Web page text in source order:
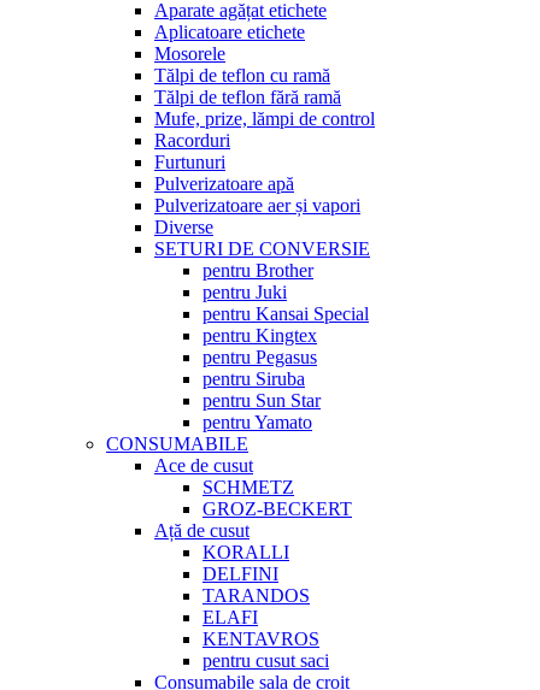
Aparate agățat etichete
Aplicatoare etichete
Mosorele
Tălpi de teflon cu ramă
Tălpi de teflon fără ramă
Mufe, prize, lămpi de control
Racorduri
Furtunuri
Pulverizatoare apă
Pulverizatoare aer și vapori
Diverse
SETURI DE CONVERSIE
pentru Brother
pentru Juki
pentru Kansai Special
pentru Kingtex
pentru Pegasus
pentru Siruba
pentru Sun Star
pentru Yamato
CONSUMABILE
Ace de cusut
SCHMETZ
GROZ-BECKERT
Ață de cusut
KORALLI
DELFINI
TARANDOS
ELAFI
KENTAVROS
pentru cusut saci
Consumabile sala de croit